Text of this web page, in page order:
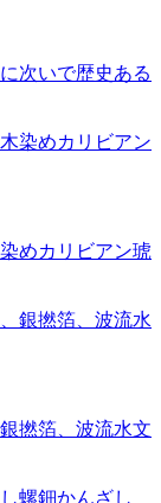
次いで歴史ある
めカリビアン琥
撚箔、波流水文